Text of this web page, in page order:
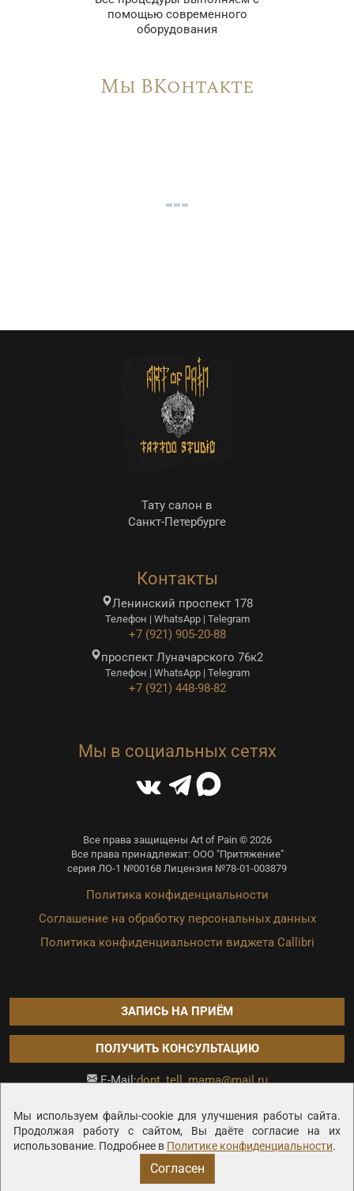
Мы используем файлы-cookie для улучшения работы сайта.
Продолжая работу с сайтом, Вы даёте согласие на их
использование. Подробнее в Политике конфиденциальности.
Согласен
помощью современного
оборудования
Мы ВКонтакте
Тату салон в
Санкт-Петербурге
Контакты
Ленинский проспект 178
Телефон | WhatsApp | Telegram
+7 (921) 905-20-88
проспект Луначарского 76к2
Телефон | WhatsApp | Telegram
+7 (921) 448-98-82
Мы в социальных сетях
Все права защищены Art of Pain © 2026
Все права принадлежат: ООО "Притяжение"
серия ЛО-1 №00168 Лицензия №78-01-003879
Политика конфиденциальности
Соглашение на обработку персональных данных
Политика конфиденциальности виджета Callibri
ЗАПИСЬ НА ПРИЁМ
ПОЛУЧИТЬ КОНСУЛЬТАЦИЮ
E-Mail:dont_tell_mama@mail.ru